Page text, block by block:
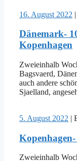
16. August 2022 |
Dänemark-
Kopenhagen
Zweieinhalb
Bagsvaerd,
auch andere
Sjaelland,
5. August 2022 |
Zweieinhalb